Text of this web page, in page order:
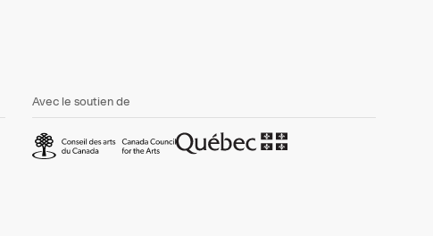
Avec le soutien de